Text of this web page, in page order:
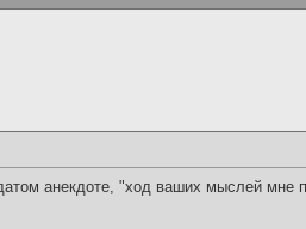
анекдоте, "ход ваших мыслей мне